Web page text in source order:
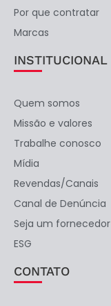
Por que contratar
Marcas
INSTITUCIONAL
Quem somos
Missão e valores
Trabalhe conosco
Mídia
Revendas/Canais
Canal de Denúncia
Seja um fornecedor
ESG
CONTATO